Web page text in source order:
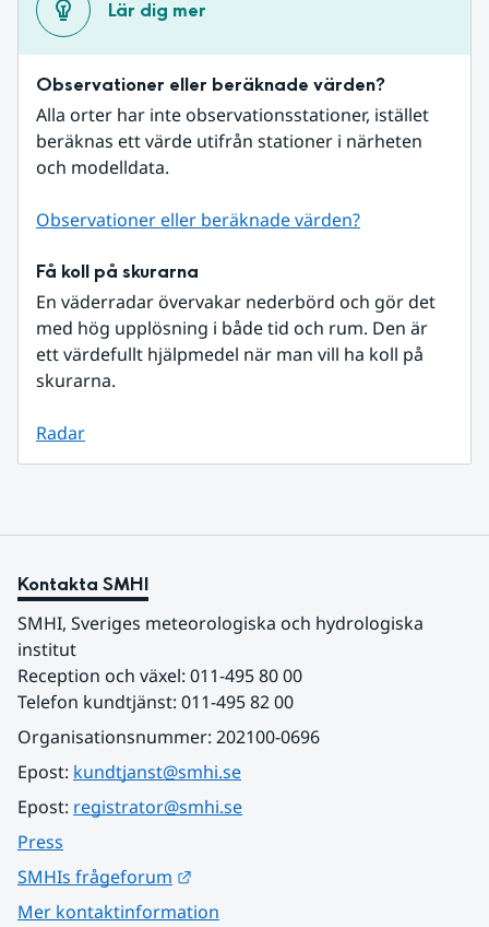
Lär dig mer
Observationer eller beräknade värden?
Alla orter har inte observationsstationer, istället
beräknas ett värde utifrån stationer i närheten
och modelldata.
Observationer eller beräknade värden?
Få koll på skurarna
En väderradar övervakar nederbörd och gör det
med hög upplösning i både tid och rum. Den är
ett värdefullt hjälpmedel när man vill ha koll på
skurarna.
Radar
Kontakta SMHI
SMHI, Sveriges meteorologiska och hydrologiska
institut
Reception och växel: 011-495 80 00
Telefon kundtjänst: 011-495 82 00
Organisationsnummer: 202100-0696
Epost: kundtjanst@smhi.se
Epost: registrator@smhi.se
Press
SMHIs frågeforum
Mer kontaktinformation